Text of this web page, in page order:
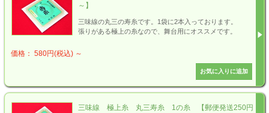
～】
三味線の丸三の寿糸です。1袋に2本入っております。
張りがある極上の糸なので、舞台用にオススメです。
価格： 580円(税込) ～
三味線 極上糸 丸三寿糸 1の糸 【郵便発送250円